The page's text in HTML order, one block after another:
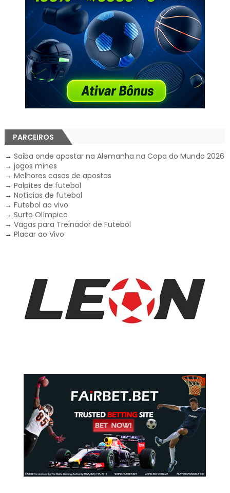
PARCEIROS
→ Saiba onde apostar na Alemanha na Copa do Mundo 2026
→ jogos mines
→ Melhores casas de apostas
→ Palpites de futebol
→ Notícias de futebol
→ Futebol ao vivo
→ Surto Olímpico
→ Vagas para Treinador de Futebol
→ Placar ao Vivo